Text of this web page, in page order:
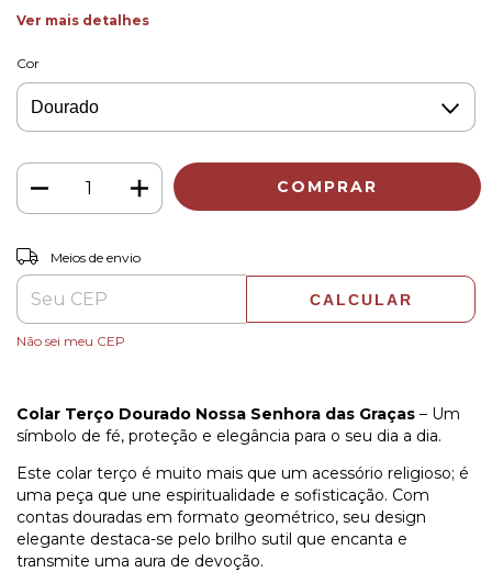
Ver mais detalhes
Cor
Entregas para o CEP:
Meios de envio
CALCULAR
Não sei meu CEP
Colar Terço Dourado Nossa Senhora das Graças – Um
símbolo de fé, proteção e elegância para o seu dia a dia.
Este colar terço é muito mais que um acessório religioso; é
uma peça que une espiritualidade e sofisticação. Com
contas douradas em formato geométrico, seu design
elegante destaca-se pelo brilho sutil que encanta e
transmite uma aura de devoção.